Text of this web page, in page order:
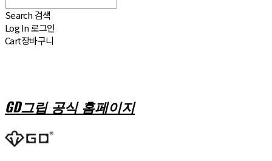
Search 검색
Log In로그인
Cart장바구니
GD그립 공식 홈페이지